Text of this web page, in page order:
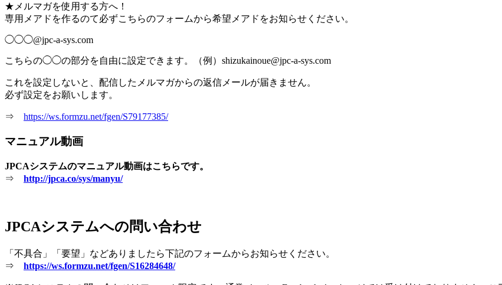
★ メルマガを使用する方へ！
専用メアドを作るのて必ずこちらのフォームから希望メアドをお知らせください。
◯◯◯@jpc-a-sys.com
こちらの◯◯の部分を自由に設定できます。（例）shizukainoue@jpc-a-sys.com
これを設定しないと、配信したメルマガからの返信メールが届きません。
必ず設定をお願いします。
⇒ https://ws.formzu.net/fgen/S79177385/
マニュアル動画
JPCAシステムのマニュアル動画はこちらです。
⇒ http://jpca.co/sys/manyu/
JPCAシステムへの問い合わせ
「不具合」「要望」などありましたら下記のフォームからお知らせください。
⇒ https://ws.formzu.net/fgen/S16284648/